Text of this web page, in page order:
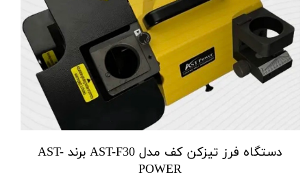
دستگاه فرز تیزکن کف مدل AST-F30 برند AST-
POWER